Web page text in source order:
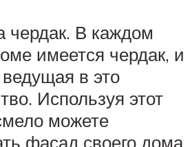
чердак. В каждом
имеется чердак, и
в это
Используя этот
можете
фасад своего дома